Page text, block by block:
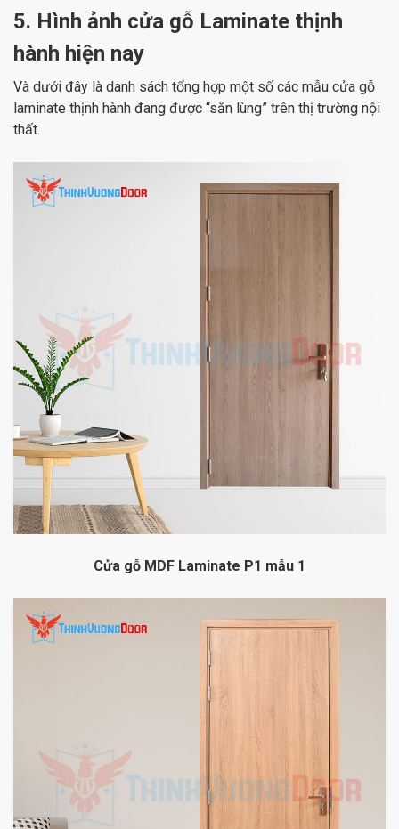
5. Hình ảnh cửa gỗ Laminate thịnh
hành hiện nay
Và dưới đây là danh sách tổng hợp một số các mẫu cửa gỗ
laminate thịnh hành đang được “săn lùng” trên thị trường nội
thất.
Cửa gỗ MDF Laminate P1 mẫu 1